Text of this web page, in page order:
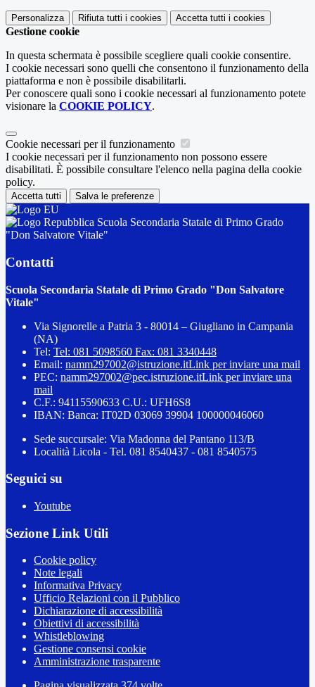
Personalizza Rifiuta tutti i cookies Accetta tutti i cookies
Gestione cookie
In questa schermata è possibile scegliere quali cookie consentire.
I cookie necessari sono quelli che consentono il funzionamento della
piattaforma e non è possibile disabilitarli.
Per conoscere quali sono i cookie necessari al funzionamento potete
visionare la COOKIE POLICY.
Cookie necessari per il funzionamento
I cookie necessari per il funzionamento non possono essere
disabilitati. È possibile consultare l'elenco nella pagina della cookie
policy.
Accetta tutti Salva le preferenze
Scuola Secondaria Statale di Primo Grado
"Don Salvatore Vitale"
Contatti
Scuola Secondaria Statale di Primo Grado "Don Salvatore
Vitale"
Via Signorelle a Patria 3 - 80014 – Giugliano in Campania
(NA)
Tel: Tel: 081 5098560 Fax: 081 3340448
Email: namm297002@istruzione.itLink per inviare una mail
PEC: namm297002@pec.istruzione.itLink per inviare una
mail
C.F.: 94115590633 C.U.: UFH6S8
IBAN: Banca: IT02D 03069 39904 100000046060
Sede succursale: Via Madonna del Pantano 113/B
Località Licola - Tel. 081 8540437 - 081 8540575
Seguici su
Youtube
Sezione Link Utili
Cookie policy
Note legali
Informativa Privacy
Ufficio Relazioni con il Pubblico
Dichiarazione di accessibilità
Obiettivi di accessibilità
Whistleblowing
Gestione consensi cookie
Amministrazione trasparente